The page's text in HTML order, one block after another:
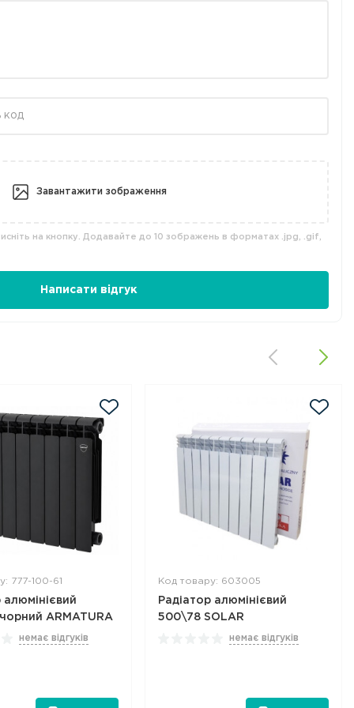
Завантажити зображення
на кнопку. Додавайте до 10 зображень в форматах .jpg, .gif,
Написати відгук
777-100-61
алюмінієвий
ARMATURA
немає відгуків
Код товару: 603005
Радіатор алюмінієвий
500\78 SOLAR
немає відгуків